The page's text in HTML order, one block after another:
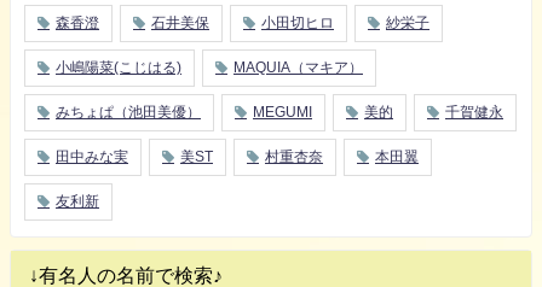
森香澄 石井美保 小田切ヒロ 紗栄子
小嶋陽菜(こじはる) MAQUIA（マキア）
みちょぱ（池田美優） MEGUMI 美的 千賀健永
田中みな実 美ST 村重杏奈 本田翼
友利新
↓有名人の名前で検索♪